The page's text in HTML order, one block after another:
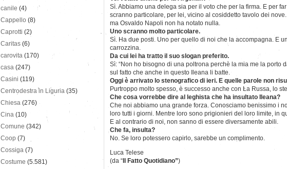
Sì. Abbiamo una delega sia per il voto che per la firma. E per
scranno particolare, per lei, vicino al cosiddetto tavolo dei
ma Osvaldo Napoli non ha notato nulla.
Uno scranno molto particolare.
Sì. Ha due posti. Uno per quello di noi che la accompagna. E
carrozzina.
Da cui lei ha tratto il suo slogan preferito.
Sì: “Non ho bisogno di una poltrona perchè la mia me la porto
sul fatto che anche in questo Ileana li batte.
Oggi è arrivato lo stenografico di ieri. E quelle parole non
Purtroppo molto spesso, è successo anche con La Russa, lo
Che cosa vorrebbe dire al leghista che ha insultato Ileana?
Che noi abbiamo una grande forza. Conosciamo benissimo i
loro tutti i giorni. Mentre loro sono prigionieri del loro limite, in
E al contrario di noi, non sanno di essere diversamente abili.
Che fa, insulta?
No. Se loro potessero capirlo, sarebbe un complimento.
Luca Telese
(da “ Il Fatto Quotidiano”)
canile (4)
Cappello (8)
Caprotti (2)
Caritas (6)
carovita (170)
casa (247)
Casini (119)
Centrodestra in Liguria (35)
Chiesa (276)
Cina (10)
Comune (342)
Coop (7)
Cossiga (7)
Costume (5.581)